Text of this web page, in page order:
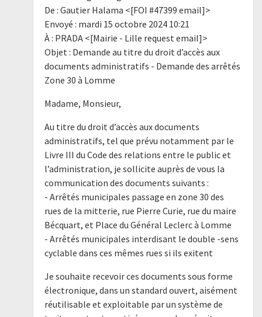
De : Gautier Halama <[FOI #47399 email]>
Envoyé : mardi 15 octobre 2024 10:21
À : PRADA <[Mairie - Lille request email]>
Objet : Demande au titre du droit d’accès aux
documents administratifs - Demande des arrêtés
Zone 30 à Lomme
Madame, Monsieur,
Au titre du droit d’accès aux documents
administratifs, tel que prévu notamment par le
Livre III du Code des relations entre le public et
l’administration, je sollicite auprès de vous la
communication des documents suivants :
- Arrêtés municipales passage en zone 30 des
rues de la mitterie, rue Pierre Curie, rue du maire
Bécquart, et Place du Général Leclerc à Lomme
- Arrêtés municipales interdisant le double -sens
cyclable dans ces mêmes rues si ils exitent
Je souhaite recevoir ces documents sous forme
électronique, dans un standard ouvert, aisément
réutilisable et exploitable par un système de